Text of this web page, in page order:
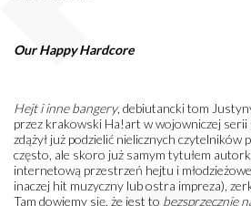
Our Happy Hardcore
Hejt i inne bangery, debiutancki tom
przez krakowski Ha!art w wojowniczej serii
zdążył już podzielić nielicznych czytelników
często, ale skoro już samym tytułem
internetową przestrzeń hejtu i
inaczej hit muzyczny lub ostra impreza),
Tam dowiemy się, że jest to bezsprzecznie